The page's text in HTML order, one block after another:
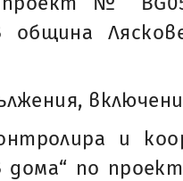
община
и
дома“ по